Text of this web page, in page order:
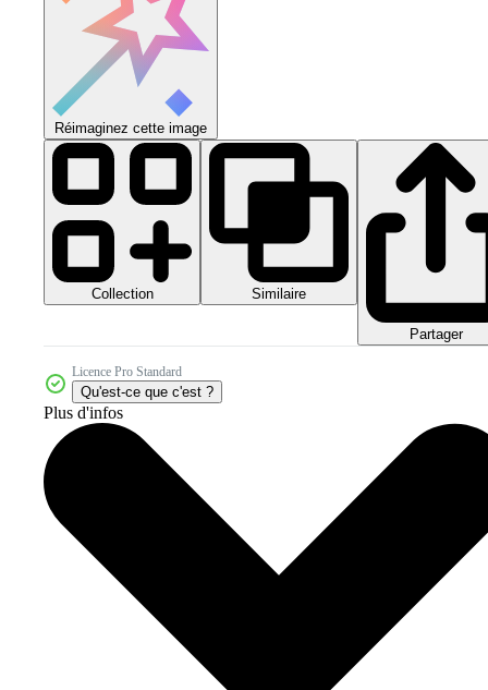
Réimaginez cette image
Collection Similaire
Partager
Licence Pro Standard
Qu'est-ce que c'est ?
Plus d'infos